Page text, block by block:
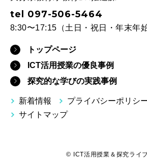
tel 097-506-5464
8:30〜17:15（土日・祝日・年末年
トップページ
ICT活用授業の優良事例
探究的な学びの実践事例
新着情報
プライバシーポリシ
サイトマップ
© ICT活用授業＆探究ライ